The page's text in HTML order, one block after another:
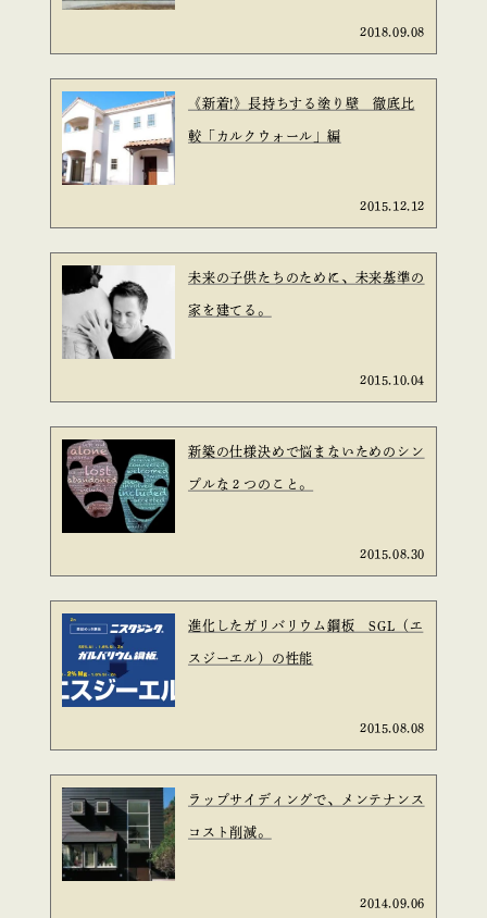
2018.09.08
《新着!》長持ちする塗り壁 徹底比
較「カルクウォール」編
2015.12.12
未来の子供たちのために、未来基準の
家を建てる。
2015.10.04
新築の仕様決めで悩まないためのシン
プルな２つのこと。
2015.08.30
進化したガリバリウム鋼板 SGL（エ
スジーエル）の性能
2015.08.08
ラップサイディングで、メンテナンス
コスト削減。
2014.09.06